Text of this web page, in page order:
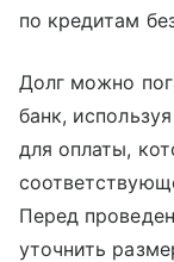
по кредитам
Долг можно
банк,
для оплаты,
Перед
уточнить